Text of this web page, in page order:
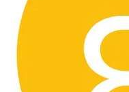
Betalning:
Betalning skall ske senast 3
Inkommer ingen betalning
Köpare utanför sveriges
så vi kan räkna ut vad